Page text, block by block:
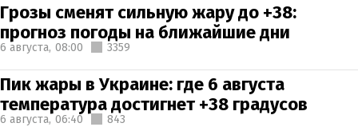
Грозы сменят сильную жару до +38:
прогноз погоды на ближайшие дни
6 августа, 08:00 3359
Пик жары в Украине: где 6 августа
температура достигнет +38 градусов
6 августа, 06:40 843